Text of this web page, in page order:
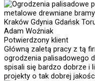
Adam Woźniak
Potwierdzony klient
Główną zaletą pracy z tą
ogrodzenia palisadowego
spisali się bardzo dobrze i
projekty o tak dobrej